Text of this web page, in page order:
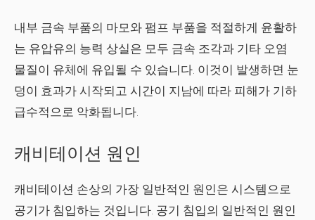
내부 금속 부품의 마모와 펌프 부품을 적절하게 윤활하
는 유압유의 능력 상실은 모두 금속 조각과 기타 오염
물질이 유체에 유입될 수 있습니다. 이것이 발생하면 눈
덩이 효과가 시작되고 시간이 지남에 따라 피해가 기하
급수적으로 악화됩니다.
캐비테이션 원인
캐비테이션 손상의 가장 일반적인 원인은 시스템으로
공기가 침입하는 것입니다. 공기 침입의 일반적인 원인